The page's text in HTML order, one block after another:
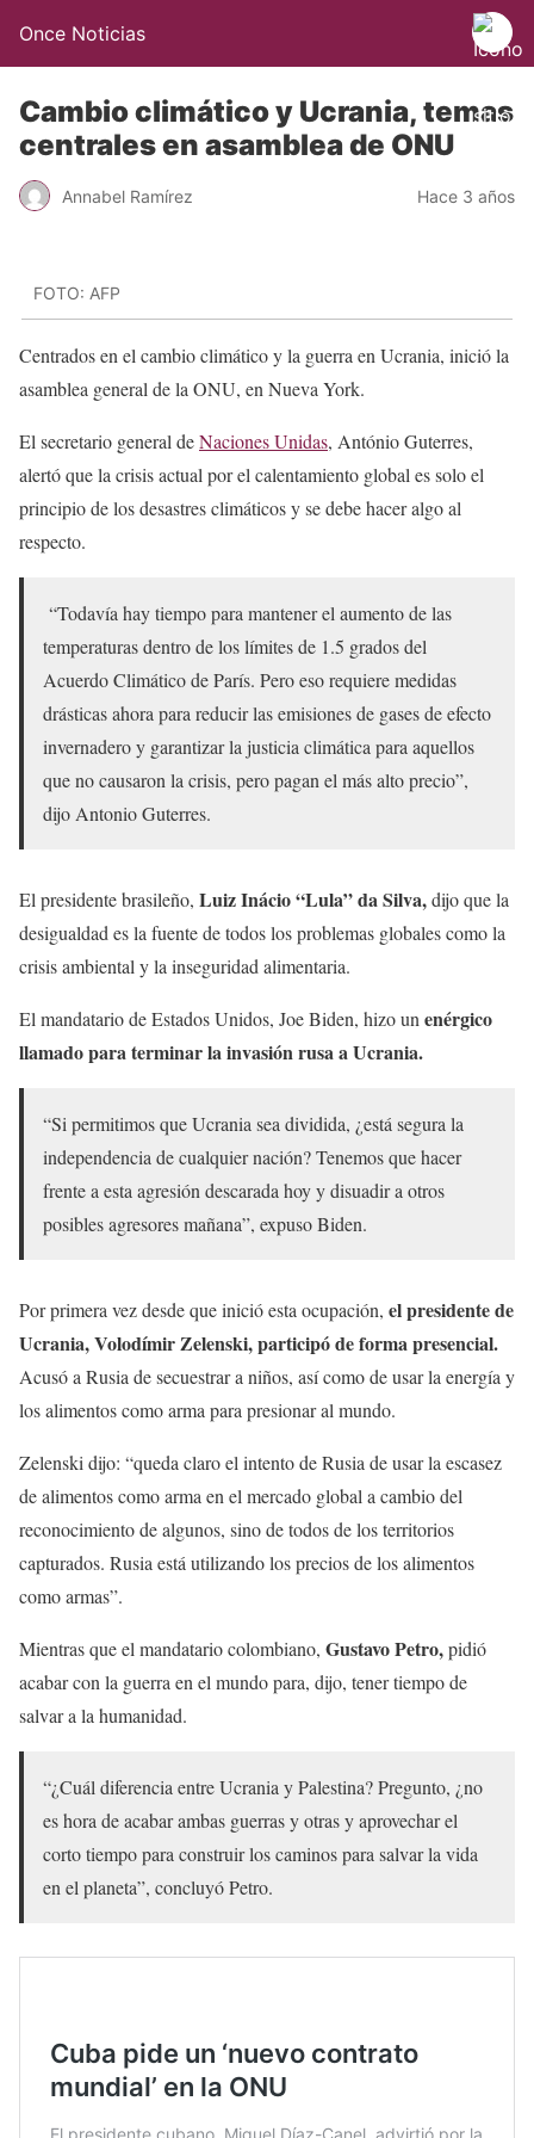
Once Noticias
Cambio climático y Ucrania, temas
centrales en asamblea de ONU
Annabel Ramírez Hace 3 años
FOTO: AFP
Centrados en el cambio climático y la guerra en Ucrania, inició la
asamblea general de la ONU, en Nueva York.
El secretario general deNaciones Unidas, António Guterres,
alertó que la crisis actual por el calentamiento global es solo el
principio de los desastres climáticos y se debe hacer algo al
respecto.
“Todavía hay tiempo para mantener el aumento de las
temperaturas dentro de los límites de 1.5 grados del
Acuerdo Climático de París. Pero eso requiere medidas
drásticas ahora para reducir las emisiones de gases de efecto
invernadero y garantizar la justicia climática para aquellos
que no causaron la crisis, pero pagan el más alto precio”,
dijo Antonio Guterres.
El presidente brasileño, Luiz Inácio “Lula” da Silva,dijo que la
desigualdad es la fuente de todos los problemas globales como la
crisis ambiental y la inseguridad alimentaria.
El mandatario de Estados Unidos, Joe Biden, hizo un enérgico
llamado para terminar la invasión rusa a Ucrania.
“Si permitimos que Ucrania sea dividida, ¿está segura la
independencia de cualquier nación? Tenemos que hacer
frente a esta agresión descarada hoy y disuadir a otros
posibles agresores mañana”, expuso Biden.
Por primera vez desde que inició esta ocupación, el presidente de
Ucrania, Volodímir Zelenski, participó de forma presencial.
Acusó a Rusia de secuestrar a niños, así como de usar la energía y
los alimentos como arma para presionar al mundo.
Zelenski dijo: “queda claro el intento de Rusia de usar la escasez
de alimentos como arma en el mercado global a cambio del
reconocimiento de algunos, sino de todos de los territorios
capturados. Rusia está utilizando los precios de los alimentos
como armas”.
Mientras que el mandatario colombiano, Gustavo Petro,pidió
acabar con la guerra en el mundo para, dijo, tener tiempo de
salvar a la humanidad.
“¿Cuál diferencia entre Ucrania y Palestina? Pregunto, ¿no
es hora de acabar ambas guerras y otras y aprovechar el
corto tiempo para construir los caminos para salvar la vida
en el planeta”, concluyó Petro.